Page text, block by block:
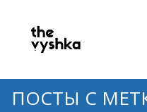
ПОСТЫ С